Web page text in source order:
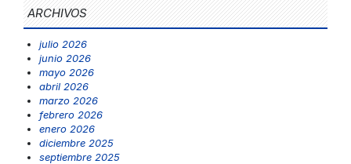
ARCHIVOS
julio 2026
junio 2026
mayo 2026
abril 2026
marzo 2026
febrero 2026
enero 2026
diciembre 2025
septiembre 2025